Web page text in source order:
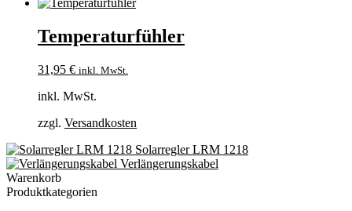
Temperaturfühler
31,95 € inkl. MwSt.
inkl. MwSt.
zzgl. Versandkosten
Solarregler LRM 1218
Verlängerungskabel
Warenkorb
Produktkategorien